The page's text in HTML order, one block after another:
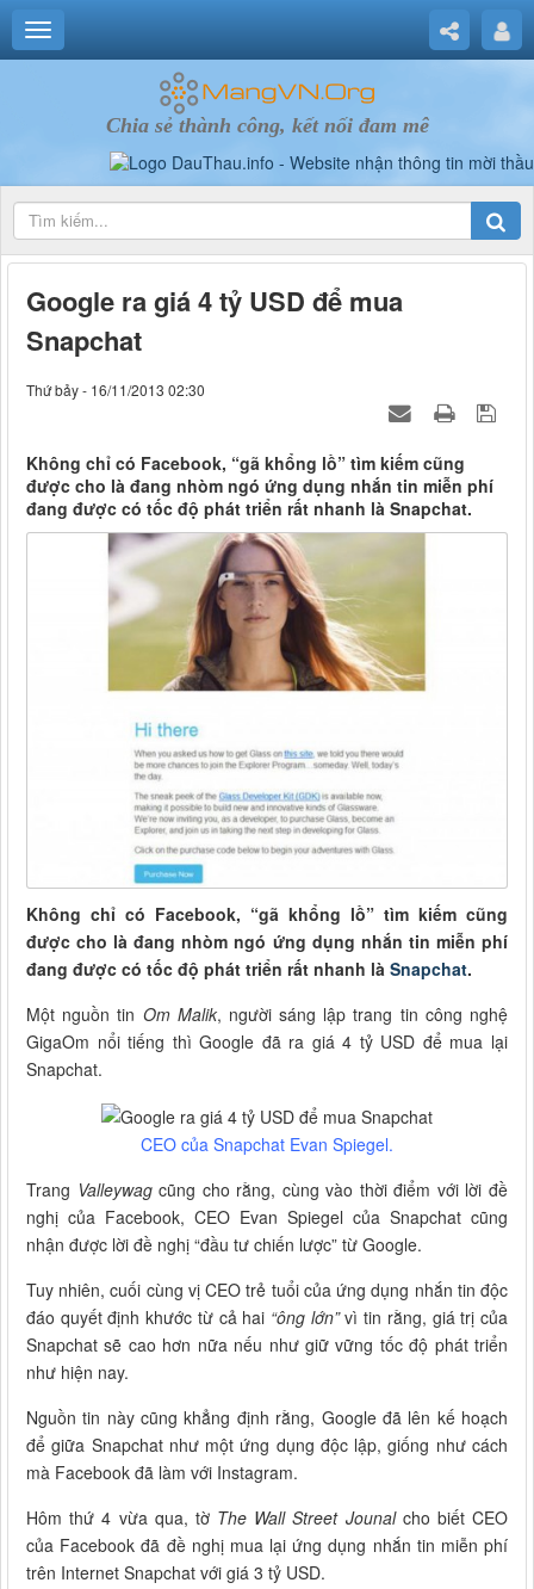
Chia sẻ thành công, kết nối đam mê
Google ra giá 4 tỷ USD để mua
Snapchat
Thứ bảy - 16/11/2013 02:30
Không chỉ có Facebook, “gã khổng lồ” tìm kiếm cũng
được cho là đang nhòm ngó ứng dụng nhắn tin miễn phí
đang được có tốc độ phát triển rất nhanh là Snapchat.
Không chỉ có Facebook, “gã khổng lồ” tìm kiếm cũng
được cho là đang nhòm ngó ứng dụng nhắn tin miễn phí
đang được có tốc độ phát triển rất nhanh là Snapchat.
Một nguồn tin Om Malik, người sáng lập trang tin công nghệ
GigaOm nổi tiếng thì Google đã ra giá 4 tỷ USD để mua lại
Snapchat.
CEO của Snapchat Evan Spiegel.
Trang Valleywagcũng cho rằng, cùng vào thời điểm với lời đề
nghị của Facebook, CEO Evan Spiegel của Snapchat cũng
nhận được lời đề nghị “đầu tư chiến lược” từ Google.
Tuy nhiên, cuối cùng vị CEO trẻ tuổi của ứng dụng nhắn tin độc
đáo quyết định khước từ cả hai “ông lớn”vì tin rằng, giá trị của
Snapchat sẽ cao hơn nữa nếu như giữ vững tốc độ phát triển
như hiện nay.
Nguồn tin này cũng khẳng định rằng, Google đã lên kế hoạch
để giữa Snapchat như một ứng dụng độc lập, giống như cách
mà Facebook đã làm với Instagram.
Hôm thứ 4 vừa qua, tờ The Wall Street Jounalcho biết CEO
của Facebook đã đề nghị mua lại ứng dụng nhắn tin miễn phí
trên Internet Snapchat với giá 3 tỷ USD.